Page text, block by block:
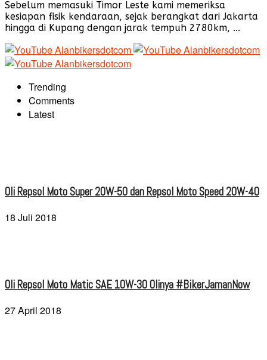
Sebelum memasuki Timor Leste kami memeriksa
kesiapan fisik kendaraan, sejak berangkat dari Jakarta
hingga di Kupang dengan jarak tempuh 2780km, ...
Trending
Comments
Latest
Oli Repsol Moto Super 20W-50 dan Repsol Moto Speed 20W-40
18 Juli 2018
Oli Repsol Moto Matic SAE 10W-30 Olinya #BikerJamanNow
27 April 2018